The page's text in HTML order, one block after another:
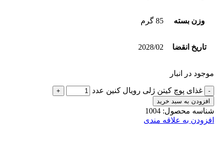
وزن بسته 85 گرم
تاریخ انقضا 2028/02
موجود در انبار
غذای پوچ کیتن ژلی رویال کنین عدد
افزودن به سبد خرید
شناسه محصول: 1004
افزودن به علاقه مندی